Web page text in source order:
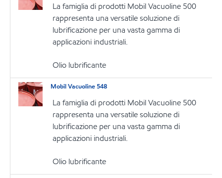
La famiglia di prodotti Mobil Vacuoline 500
rappresenta una versatile soluzione di
lubrificazione per una vasta gamma di
applicazioni industriali.
Olio lubrificante
Mobil Vacuoline 548
La famiglia di prodotti Mobil Vacuoline 500
rappresenta una versatile soluzione di
lubrificazione per una vasta gamma di
applicazioni industriali.
Olio lubrificante